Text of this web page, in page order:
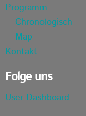
Programm
Chronologisch
Map
Kontakt
Folge uns
User Dashboard